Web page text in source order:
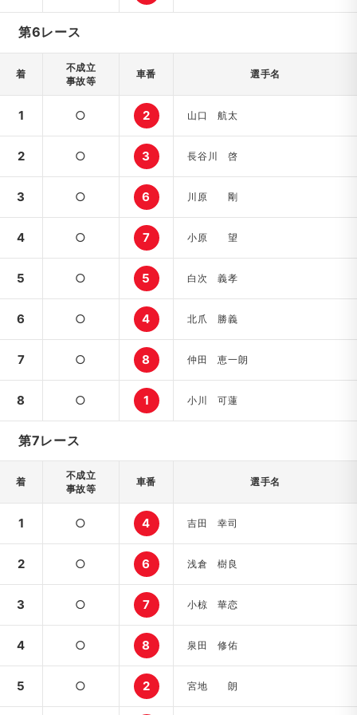
第6レース
着
不成立
事故等
車番 選手名
1 ○ 2 山口 航太
2 ○ 3 長谷川 啓
3 ○ 6 川原 剛
4 ○ 7 小原 望
5 ○ 5 白次 義孝
6 ○ 4 北爪 勝義
7 ○ 8 仲田 恵一朗
8 ○ 1 小川 可蓮
第7レース
着
不成立
事故等
車番 選手名
1 ○ 4 吉田 幸司
2 ○ 6 浅倉 樹良
3 ○ 7 小椋 華恋
4 ○ 8 泉田 修佑
5 ○ 2 宮地 朗